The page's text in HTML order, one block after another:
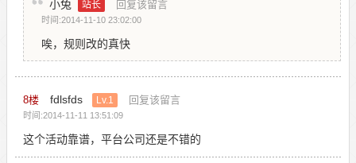
小兔 站长 回复该留言
时间:2014-11-10 23:02:00
唉，规则改的真快
8楼 fdlsfds Lv.1 回复该留言
时间:2014-11-11 13:51:09
这个活动靠谱，平台公司还是不错的